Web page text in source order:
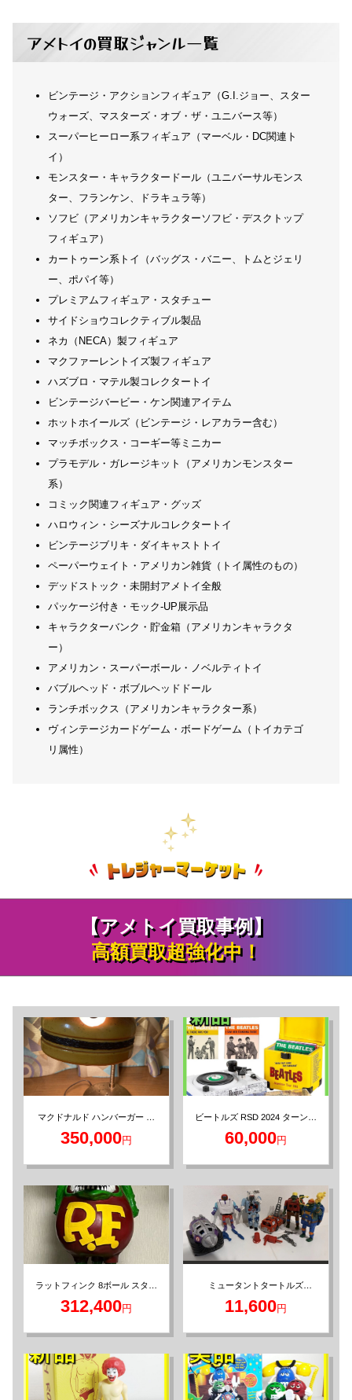
アメトイの買取ジャンル一覧
ビンテージ・アクションフィギュア（G.I.ジョー、スター
ウォーズ、マスターズ・オブ・ザ・ユニバース等）
スーパーヒーロー系フィギュア（マーベル・DC関連ト
イ）
モンスター・キャラクタードール（ユニバーサルモンス
ター、フランケン、ドラキュラ等）
ソフビ（アメリカンキャラクターソフビ・デスクトップ
フィギュア）
カートゥーン系トイ（バッグス・バニー、トムとジェリ
ー、ポパイ等）
プレミアムフィギュア・スタチュー
サイドショウコレクティブル製品
ネカ（NECA）製フィギュア
マクファーレントイズ製フィギュア
ハズブロ・マテル製コレクタートイ
ビンテージバービー・ケン関連アイテム
ホットホイールズ（ビンテージ・レアカラー含む）
マッチボックス・コーギー等ミニカー
プラモデル・ガレージキット（アメリカンモンスター
系）
コミック関連フィギュア・グッズ
ハロウィン・シーズナルコレクタートイ
ビンテージブリキ・ダイキャストトイ
ペーパーウェイト・アメリカン雑貨（トイ属性のもの）
デッドストック・未開封アメトイ全般
パッケージ付き・モック-UP展示品
キャラクターバンク・貯金箱（アメリカンキャラクタ
ー）
アメリカン・スーパーボール・ノベルティトイ
バブルヘッド・ボブルヘッドドール
ランチボックス（アメリカンキャラクター系）
ヴィンテージカードゲーム・ボードゲーム（トイカテゴ
リ属性）
【アメトイ買取事例】
高額買取超強化中！
マクドナルド ハンバーガー ラ
350,000円
ビートルズ RSD 2024 ターンテ
60,000円
ラットフィンク 8ボール スタチ
312,400円
ミュータントタートルズ
レイメイツ
11,600円